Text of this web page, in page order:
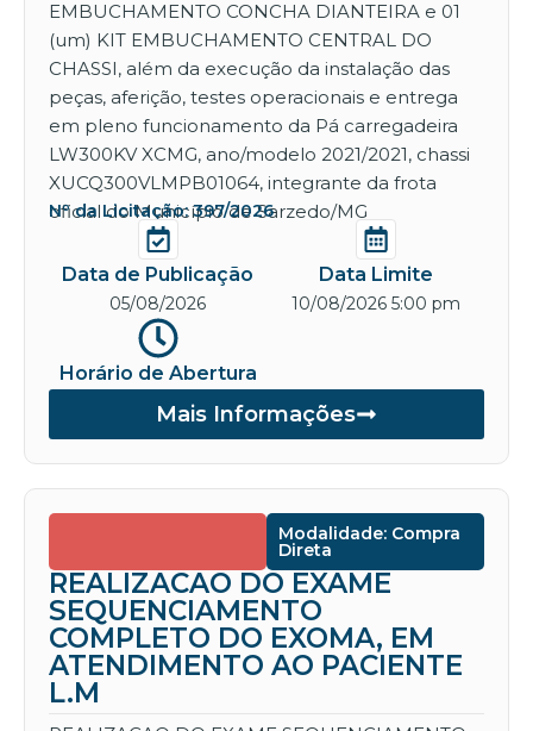
EMBUCHAMENTO CONCHA DIANTEIRA e 01
(um) KIT EMBUCHAMENTO CENTRAL DO
CHASSI, além da execução da instalação das
peças, aferição, testes operacionais e entrega
em pleno funcionamento da Pá carregadeira
LW300KV XCMG, ano/modelo 2021/2021, chassi
XUCQ300VLMPB01064, integrante da frota
oficial do Município de Sarzedo/MG
Nº da Licitação: 397/2026
Data de Publicação
05/08/2026
Data Limite
10/08/2026 5:00 pm
Horário de Abertura
Mais Informações
Modalidade: Compra
Direta
REALIZACAO DO EXAME
SEQUENCIAMENTO
COMPLETO DO EXOMA, EM
ATENDIMENTO AO PACIENTE
L.M